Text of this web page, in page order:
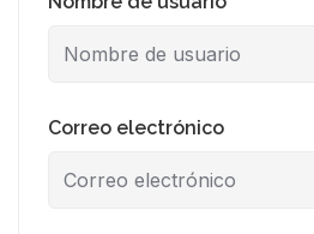
Correo electrónico